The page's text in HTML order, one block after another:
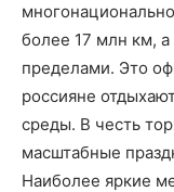
более 17 млн км,
пределами. Это
россияне
среды. В честь
масштабные
Наиболее яркие